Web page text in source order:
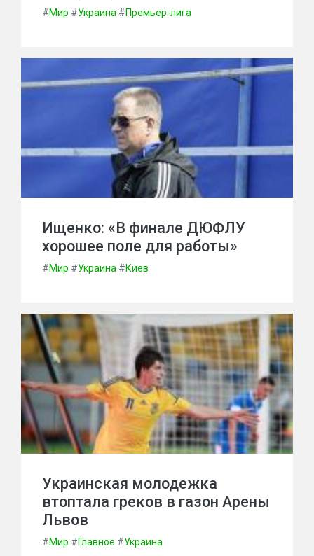
#Мир #Украина #Премьер-лига
Ищенко: «В финале ДЮФЛУ
хорошее поле для работы»
#Мир #Украина #Киев
Украинская молодежка
втоптала греков в газон Арены
Львов
#Мир #Главное #Украина